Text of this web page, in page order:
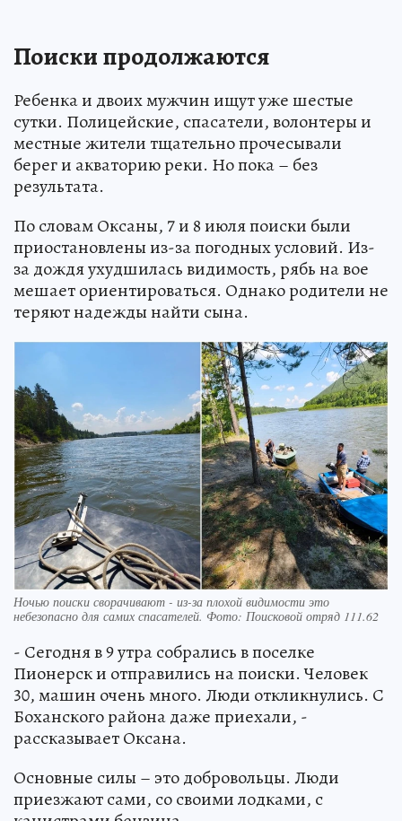
Поиски продолжаются
Ребенка и двоих мужчин ищут уже шестые
сутки. Полицейские, спасатели, волонтеры и
местные жители тщательно прочесывали
берег и акваторию реки. Но пока – без
результата.
По словам Оксаны, 7 и 8 июля поиски были
приостановлены из-за погодных условий. Из-
за дождя ухудшилась видимость, рябь на вое
мешает ориентироваться. Однако родители не
теряют надежды найти сына.
Ночью поиски сворачивают - из-за плохой видимости это
небезопасно для самих спасателей. Фото: Поисковой отряд 111.62
- Сегодня в 9 утра собрались в поселке
Пионерск и отправились на поиски. Человек
30, машин очень много. Люди откликнулись. С
Боханского района даже приехали, -
рассказывает Оксана.
Основные силы – это добровольцы. Люди
приезжают сами, со своими лодками, с